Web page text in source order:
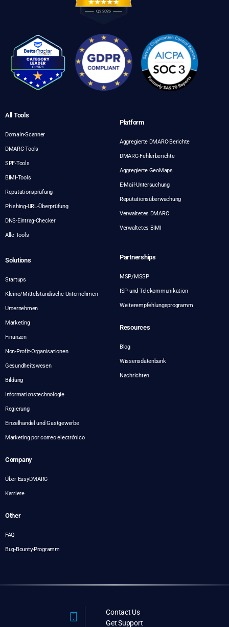
All Tools
Domain-Scanner
DMARC-Tools
SPF-Tools
BIMI-Tools
Reputationsprüfung
Phishing-URL-Überprüfung
DNS-Eintrag-Checker
Alle Tools
Platform
Aggregierte DMARC-Berichte
DMARC-Fehlerberichte
Aggregierte GeoMaps
E-Mail-Untersuchung
Reputationsüberwachung
Verwaltetes DMARC
Verwaltetes BIMI
Solutions
Startups
Kleine/Mittelständische Unternehmen
Unternehmen
Marketing
Finanzen
Non-Profit-Organisationen
Gesundheitswesen
Bildung
Informationstechnologie
Regierung
Einzelhandel und Gastgewerbe
Marketing por correo electrónico
Partnerships
MSP/MSSP
ISP und Telekommunikation
Weiterempfehlungsprogramm
Resources
Blog
Wissensdatenbank
Nachrichten
Company
Über EasyDMARC
Karriere
Other
FAQ
Bug-Bounty-Programm
Contact Us
Get Support